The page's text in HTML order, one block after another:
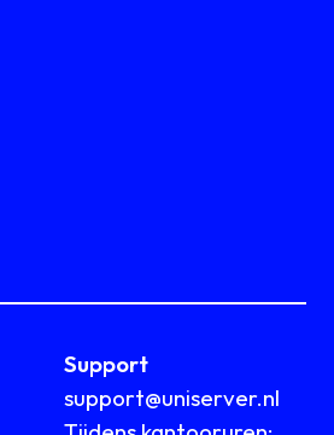
Support
support@uniserver.nl